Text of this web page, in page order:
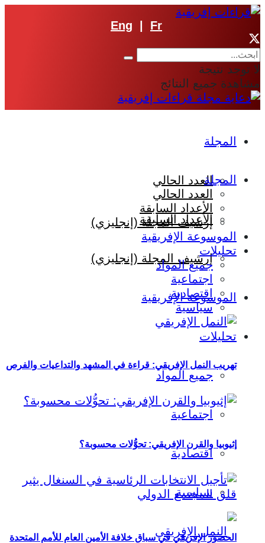
Eng Fr
لا توجد نتيجة
مشاهدة جميع النتائج
المجلة
العدد الحالي
الأعداد السابقة
إرشيف المجلة (إنجليزي)
الموسوعة الإفريقية
تحليلات
جميع المواد
اجتماعية
اقتصادية
سياسية
المجلة
العدد الحالي
الأعداد السابقة
إرشيف المجلة (إنجليزي)
الموسوعة الإفريقية
تحليلات
جميع المواد
اجتماعية
اقتصادية
سياسية
تهريب النمل الإفريقي: قراءة في المشهد والتداعيات والفرص
إثيوبيا والقرن الإفريقي: تحوُّلات محسوبة؟
الحضور الإفريقي في سباق خلافة الأمين العام للأمم المتحدة